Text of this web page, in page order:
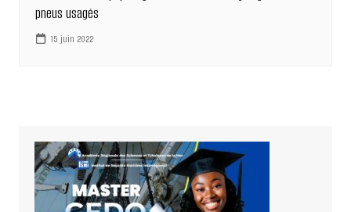
pneus usagés
15 juin 2022